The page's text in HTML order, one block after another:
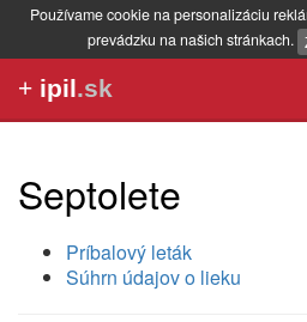
Používame cookie na personalizáciu
prevádzku na našich stránkach.
+ ipil.sk
Septolete
Príbalový leták
Súhrn údajov o lieku